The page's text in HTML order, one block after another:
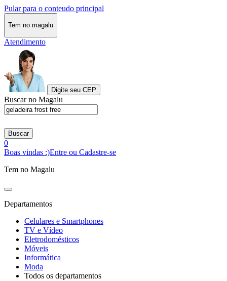
Pular para o conteudo principal
Tem no magalu
Atendimento
Digite seu CEP
Buscar no Magalu
Buscar
0
Boas vindas :)Entre ou Cadastre-se
Tem no Magalu
Departamentos
Celulares e Smartphones
TV e Vídeo
Eletrodomésticos
Móveis
Informática
Moda
Todos os departamentos